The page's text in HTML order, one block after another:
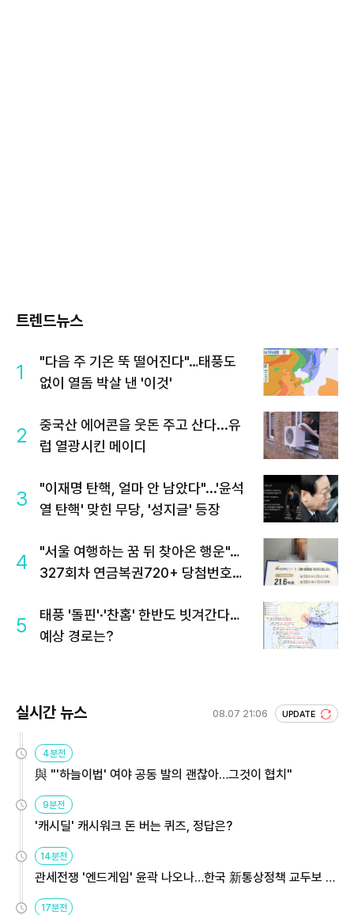
트렌드뉴스
1
"다음 주 기온 뚝 떨어진다"…태풍도
없이 열돔 박살 낸 '이것'
2
중국산 에어콘을 웃돈 주고 산다...유
럽 열광시킨 메이디
3
"이재명 탄핵, 얼마 안 남았다"...'윤석
열 탄핵' 맞힌 무당, '성지글' 등장
4
"서울 여행하는 꿈 뒤 찾아온 행운"…
327회차 연금복권720+ 당첨번호조
5
태풍 '돌핀'·'찬홈' 한반도 빗겨간다…
예상 경로는?
실시간 뉴스 08.07 21:06 UPDATE
4분전
與 "'하늘이법' 여야 공동 발의 괜찮아…그것이 협치"
9분전
'캐시딜' 캐시워크 돈 버는 퀴즈, 정답은?
14분전
관세전쟁 '엔드게임' 윤곽 나오나…한국 新통상정책 교두보 활
용해야
17분전